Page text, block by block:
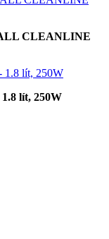
CLEANLINE
lít, 250W